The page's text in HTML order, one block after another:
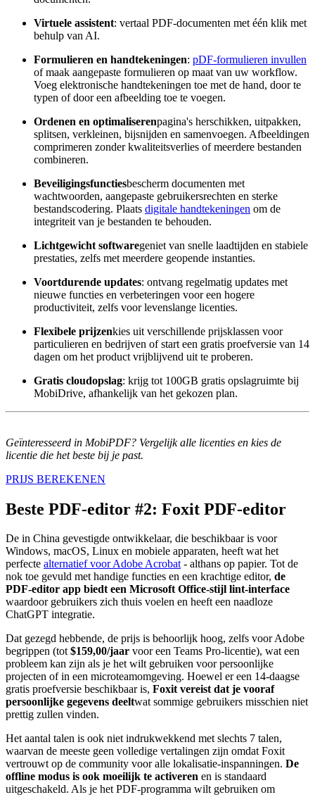
Virtuele assistent: vertaal PDF-documenten met één klik met
behulp van AI.
Formulieren en handtekeningen: pDF-formulieren invullen
of maak aangepaste formulieren op maat van uw workflow.
Voeg elektronische handtekeningen toe met de hand, door te
typen of door een afbeelding toe te voegen.
Ordenen en optimaliserenpagina's herschikken, uitpakken,
splitsen, verkleinen, bijsnijden en samenvoegen. Afbeeldingen
comprimeren zonder kwaliteitsverlies of meerdere bestanden
combineren.
Beveiligingsfunctiesbescherm documenten met
wachtwoorden, aangepaste gebruikersrechten en sterke
bestandscodering. Plaats digitale handtekeningen om de
integriteit van je bestanden te behouden.
Lichtgewicht softwaregeniet van snelle laadtijden en stabiele
prestaties, zelfs met meerdere geopende instanties.
Voortdurende updates: ontvang regelmatig updates met
nieuwe functies en verbeteringen voor een hogere
productiviteit, zelfs voor levenslange licenties.
Flexibele prijzenkies uit verschillende prijsklassen voor
particulieren en bedrijven of start een gratis proefversie van 14
dagen om het product vrijblijvend uit te proberen.
Gratis cloudopslag: krijg tot 100GB gratis opslagruimte bij
MobiDrive, afhankelijk van het gekozen plan.
Geïnteresseerd in MobiPDF? Vergelijk alle licenties en kies de
licentie die het beste bij je past.
PRIJS BEREKENEN
Beste PDF-editor #2: Foxit PDF-editor
De in China gevestigde ontwikkelaar, die beschikbaar is voor
Windows, macOS, Linux en mobiele apparaten, heeft wat het
perfecte alternatief voor Adobe Acrobat- althans op papier. Tot de
nok toe gevuld met handige functies en een krachtige editor, de
PDF-editor app biedt een Microsoft Office-stijl lint-interface
waardoor gebruikers zich thuis voelen en heeft een naadloze
ChatGPT integratie.
Dat gezegd hebbende, de prijs is behoorlijk hoog, zelfs voor Adobe
begrippen (tot$159,00/jaar voor een Teams Pro-licentie), wat een
probleem kan zijn als je het wilt gebruiken voor persoonlijke
projecten of in een microteamomgeving. Hoewel er een 14-daagse
gratis proefversie beschikbaar is, Foxit vereist dat je vooraf
persoonlijke gegevens deeltwat sommige gebruikers misschien niet
prettig zullen vinden.
Het aantal talen is ook niet indrukwekkend met slechts 7 talen,
waarvan de meeste geen volledige vertalingen zijn omdat Foxit
vertrouwt op de community voor alle lokalisatie-inspanningen. De
offline modus is ook moeilijk te activeren en is standaard
uitgeschakeld. Als je het PDF-programma wilt gebruiken om